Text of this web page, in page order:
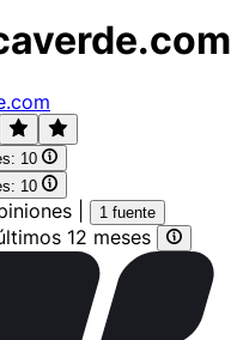
10
10
1 fuente
12 meses